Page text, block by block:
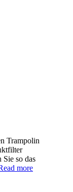
Trampolin
so das
more